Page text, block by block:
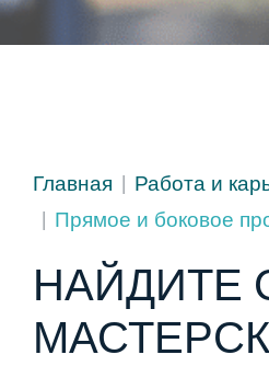
Главная Работа и
Прямое и боковое
НАЙДИТЕ